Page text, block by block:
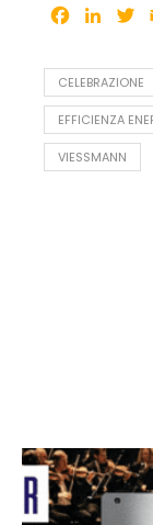
CELEBRAZIONE
EFFICIENZA
VIESSMANN